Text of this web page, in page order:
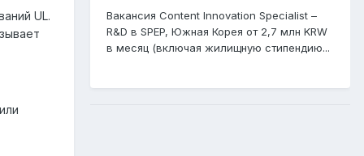
UL.
Вакансия Content Innovation Specialist –
R&D в SPEP, Южная Корея от 2,7 млн KRW
в месяц (включая жилищную стипендию...